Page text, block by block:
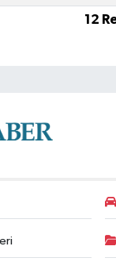
12